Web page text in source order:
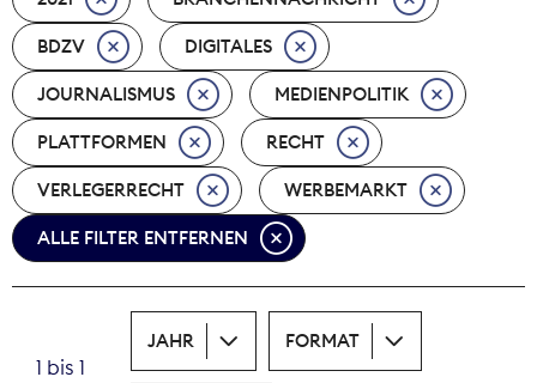
Nachwuchs
Nova Award
Pressefreiheit
Print
BDZV DIGITALES
JOURNALISMUS MEDIENPOLITIK
PLATTFORMEN RECHT
VERLEGERRECHT WERBEMARKT
ALLE FILTER ENTFERNEN
1 bis 1
JAHR FORMAT